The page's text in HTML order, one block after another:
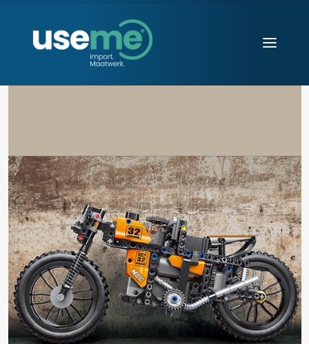
Huisvesting
Producten
Over ons
Blogs
Contact
Aanvraag starten
Search